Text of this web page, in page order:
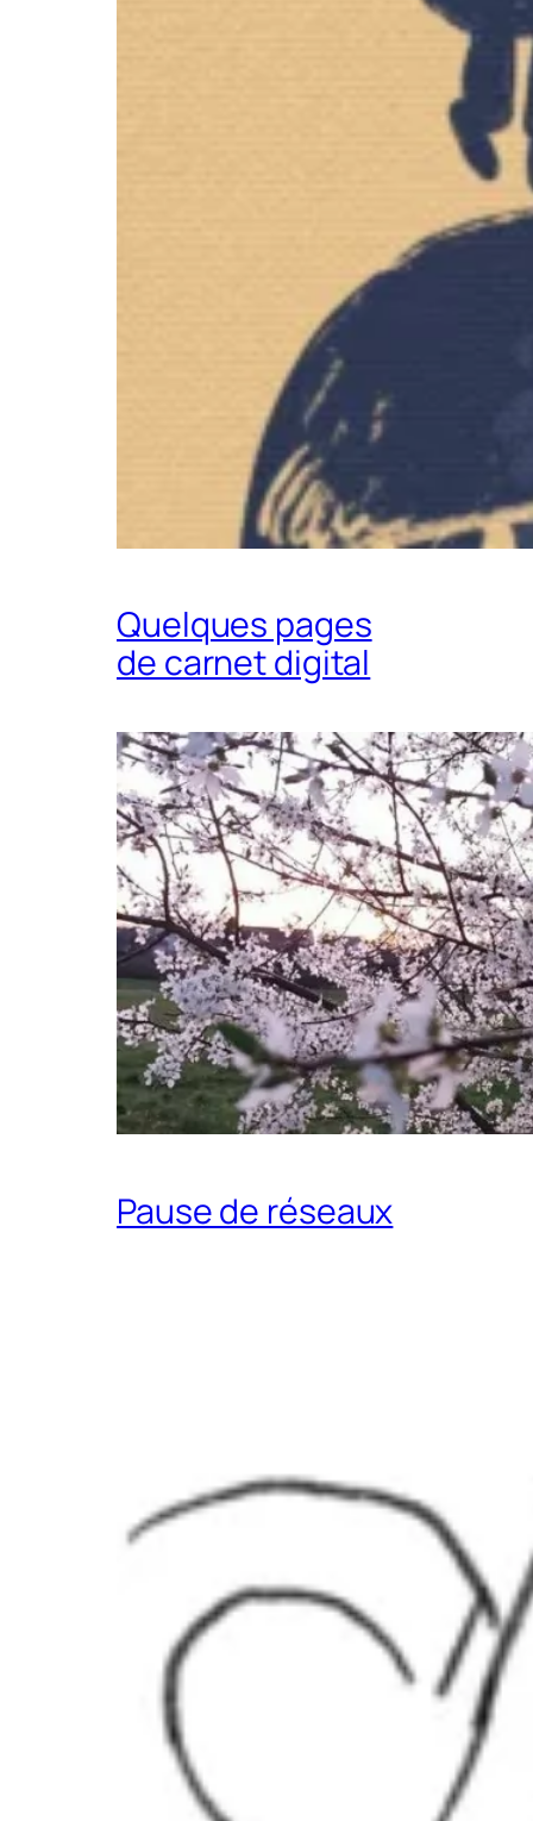
Quelques pages
de carnet digital
Pause de réseaux